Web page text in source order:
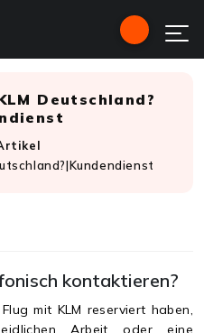
Deutschland?
kontaktieren?
mit KLM reserviert haben,
Arbeit oder eine